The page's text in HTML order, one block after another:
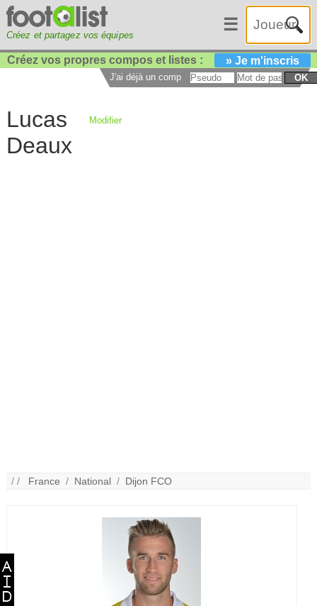
Créez et partagez vos équipes
☰
Créez vos propres compos et listes : » Je m'inscris
J'ai déjà un compte : OK
Lucas
Deaux
Modifier
/ / France / National / Dijon FCO